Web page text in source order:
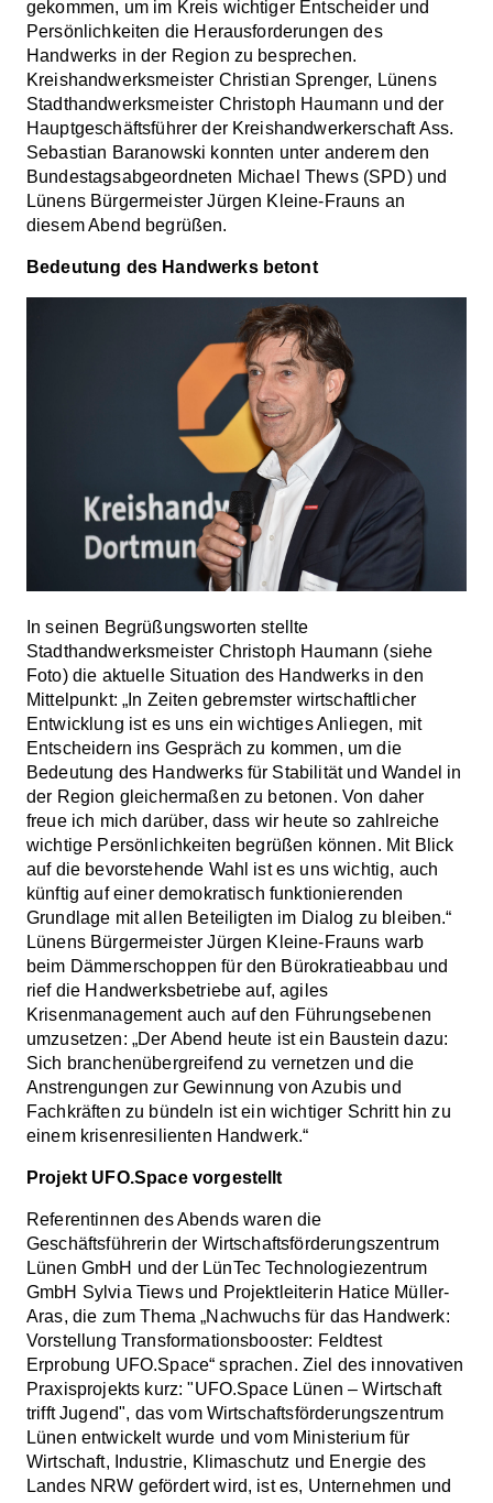
gekommen, um im Kreis wichtiger Entscheider und
Persönlichkeiten die Herausforderungen des
Handwerks in der Region zu besprechen.
Kreishandwerksmeister Christian Sprenger, Lünens
Stadthandwerksmeister Christoph Haumann und der
Hauptgeschäftsführer der Kreishandwerkerschaft Ass.
Sebastian Baranowski konnten unter anderem den
Bundestagsabgeordneten Michael Thews (SPD) und
Lünens Bürgermeister Jürgen Kleine-Frauns an
diesem Abend begrüßen.
Bedeutung des Handwerks betont
In seinen Begrüßungsworten stellte
Stadthandwerksmeister Christoph Haumann (siehe
Foto) die aktuelle Situation des Handwerks in den
Mittelpunkt: „In Zeiten gebremster wirtschaftlicher
Entwicklung ist es uns ein wichtiges Anliegen, mit
Entscheidern ins Gespräch zu kommen, um die
Bedeutung des Handwerks für Stabilität und Wandel in
der Region gleichermaßen zu betonen. Von daher
freue ich mich darüber, dass wir heute so zahlreiche
wichtige Persönlichkeiten begrüßen können. Mit Blick
auf die bevorstehende Wahl ist es uns wichtig, auch
künftig auf einer demokratisch funktionierenden
Grundlage mit allen Beteiligten im Dialog zu bleiben.“
Lünens Bürgermeister Jürgen Kleine-Frauns warb
beim Dämmerschoppen für den Bürokratieabbau und
rief die Handwerksbetriebe auf, agiles
Krisenmanagement auch auf den Führungsebenen
umzusetzen: „Der Abend heute ist ein Baustein dazu:
Sich branchenübergreifend zu vernetzen und die
Anstrengungen zur Gewinnung von Azubis und
Fachkräften zu bündeln ist ein wichtiger Schritt hin zu
einem krisenresilienten Handwerk.“
Projekt UFO.Space vorgestellt
Referentinnen des Abends waren die
Geschäftsführerin der Wirtschaftsförderungszentrum
Lünen GmbH und der LünTec Technologiezentrum
GmbH Sylvia Tiews und Projektleiterin Hatice Müller-
Aras, die zum Thema „Nachwuchs für das Handwerk:
Vorstellung Transformationsbooster: Feldtest
Erprobung UFO.Space“ sprachen. Ziel des innovativen
Praxisprojekts kurz: "UFO.Space Lünen – Wirtschaft
trifft Jugend", das vom Wirtschaftsförderungszentrum
Lünen entwickelt wurde und vom Ministerium für
Wirtschaft, Industrie, Klimaschutz und Energie des
Landes NRW gefördert wird, ist es, Unternehmen und